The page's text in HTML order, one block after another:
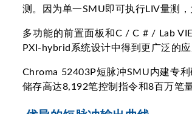
测。因为单一SMU即可执行LIV量测
多功能的前置面板和C / C # / Lab
PXI-hybrid系统设计中得到更广泛的应
Chroma 52403P短脉冲SMU内建专
储存高达8,192笔控制指令和8百万笔